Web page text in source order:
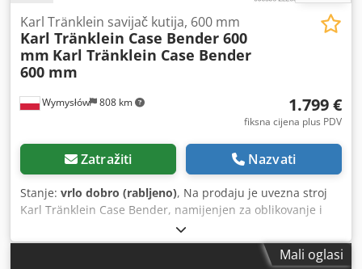
Wymysłów 808 km
Karl Tränklein savijač kutija, 600 mm
Karl Tränklein Case Bender 600
mm Karl Tränklein Case Bender
600 mm
1.799 €
fiksna cijena plus PDV
Zatražiti Nazvati
Stanje: vrlo dobro (rabljeno), Na prodaju je uvezna stroj
Karl Tränklein Case Bender, namijenjen za oblikovanje i
savijanje hrbata korica knjiga u tvrdom uvezu. Uređaj daje
koricama odgovarajući radijus, što omogućuje savršeno
prianjanje uz knjižni blok. Stroj je opremljen podesivim
Mali oglasi